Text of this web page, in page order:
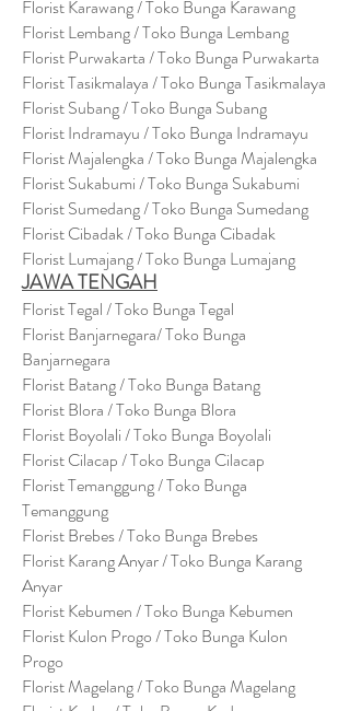
Florist Karawang / Toko Bunga Karawang
Florist Lembang / Toko Bunga Lembang
Florist Purwakarta / Toko Bunga Purwakarta
Florist Tasikmalaya / Toko Bunga Tasikmalaya
Florist Subang / Toko Bunga Subang
Florist Indramayu / Toko Bunga Indramayu
Florist Majalengka / Toko Bunga Majalengka
Florist Sukabumi / Toko Bunga Sukabumi
Florist Sumedang / Toko Bunga Sumedang
Florist Cibadak / Toko Bunga Cibadak
Florist Lumajang / Toko Bunga Lumajang
JAWA TENGAH
Florist Tegal / Toko Bunga Tegal
Florist Banjarnegara/ Toko Bunga
Banjarnegara
Florist Batang / Toko Bunga Batang
Florist Blora / Toko Bunga Blora
Florist Boyolali / Toko Bunga Boyolali
Florist Cilacap / Toko Bunga Cilacap
Florist Temanggung / Toko Bunga
Temanggung
Florist Brebes / Toko Bunga Brebes
Florist Karang Anyar / Toko Bunga Karang
Anyar
Florist Kebumen / Toko Bunga Kebumen
Florist Kulon Progo / Toko Bunga Kulon
Progo
Florist Magelang / Toko Bunga Magelang